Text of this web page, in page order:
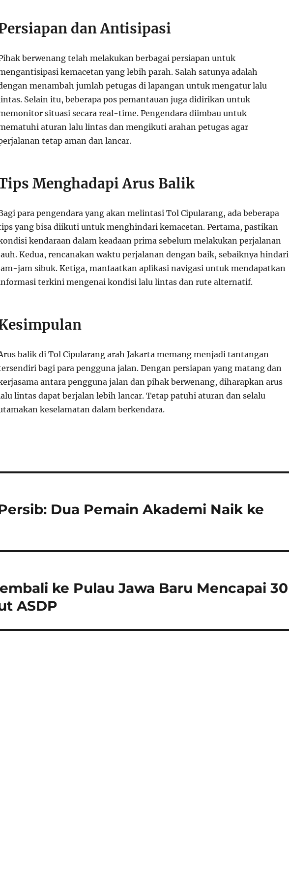
dan Antisipasi
berwenang telah melakukan berbagai persiapan untuk
kemacetan yang lebih parah. Salah satunya adalah
menambah jumlah petugas di lapangan untuk mengatur lalu
Selain itu, beberapa pos pemantauan juga didirikan untuk
situasi secara real-time. Pengendara diimbau untuk
aturan lalu lintas dan mengikuti arahan petugas agar
tetap aman dan lancar.
Menghadapi Arus Balik
para pengendara yang akan melintasi Tol Cipularang, ada beberapa
yang bisa diikuti untuk menghindari kemacetan. Pertama, pastikan
kendaraan dalam keadaan prima sebelum melakukan perjalanan
Kedua, rencanakan waktu perjalanan dengan baik, sebaiknya hindari
jam sibuk. Ketiga, manfaatkan aplikasi navigasi untuk mendapatkan
terkini mengenai kondisi lalu lintas dan rute alternatif.
balik di Tol Cipularang arah Jakarta memang menjadi tantangan
bagi para pengguna jalan. Dengan persiapan yang matang dan
antara pengguna jalan dan pihak berwenang, diharapkan arus
lintas dapat berjalan lebih lancar. Tetap patuhi aturan dan selalu
keselamatan dalam berkendara.
Dua Pemain Akademi Naik ke
ke Pulau Jawa Baru Mencapai 30
ASDP